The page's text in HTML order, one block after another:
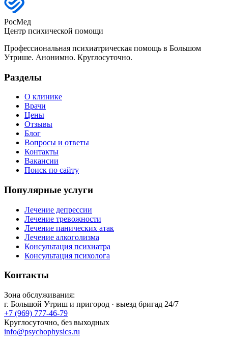
РосМед
Центр психической помощи
Профессиональная психиатрическая помощь в Большом
Утрише. Анонимно. Круглосуточно.
Разделы
О клинике
Врачи
Цены
Отзывы
Блог
Вопросы и ответы
Контакты
Вакансии
Поиск по сайту
Популярные услуги
Лечение депрессии
Лечение тревожности
Лечение панических атак
Лечение алкоголизма
Консультация психиатра
Консультация психолога
Контакты
Зона обслуживания:
г. Большой Утриш и пригород · выезд бригад 24/7
+7 (969) 777-46-79
Круглосуточно, без выходных
info@psychophysics.ru